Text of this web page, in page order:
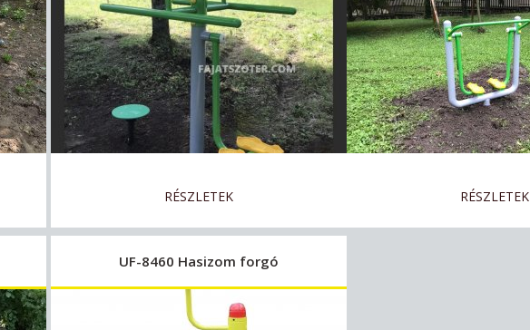
RÉSZLETEK RÉSZLETEK
UF-8460 Hasizom forgó